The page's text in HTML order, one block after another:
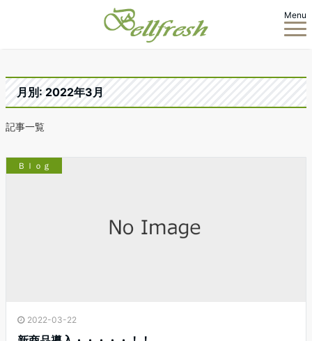
Menu
月別: 2022年3月
記事一覧
Ｂｌｏｇ
2022-03-22